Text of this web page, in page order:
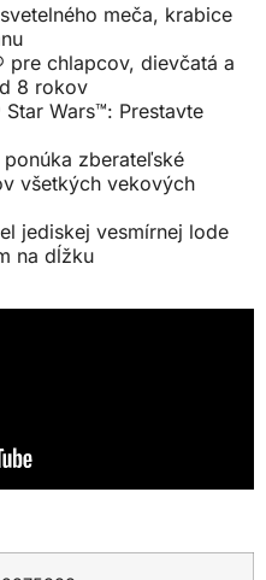
meča, krabice
pre chlapcov, dievčatá a
8 rokov
Wars™: Prestavte
ponúka zberateľské
všetkých vekových
jediskej vesmírnej lode
na dĺžku